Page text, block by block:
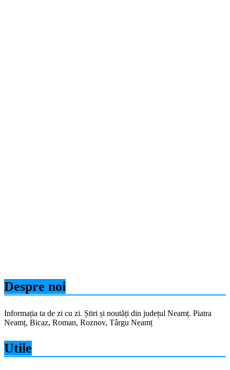
Despre noi
Informația ta de zi cu zi. Știri și noutăți din județul Neamț. Piatra
Neamț, Bicaz, Roman, Roznov, Târgu Neamț
Utile